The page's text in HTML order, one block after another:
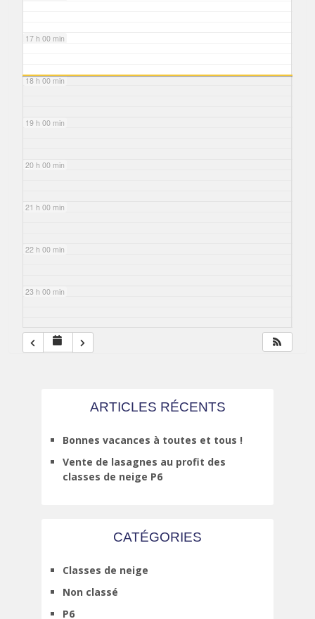
17 h 00 min
18 h 00 min
19 h 00 min
20 h 00 min
21 h 00 min
22 h 00 min
23 h 00 min
ARTICLES RÉCENTS
Bonnes vacances à toutes et tous !
Vente de lasagnes au profit des
classes de neige P6
CATÉGORIES
Classes de neige
Non classé
P6